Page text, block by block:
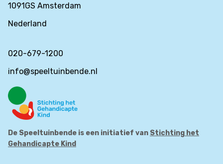
1091GS Amsterdam
Nederland
020-679-1200
info@speeltuinbende.nl
De Speeltuinbende is een initiatief van Stichting het
Gehandicapte Kind